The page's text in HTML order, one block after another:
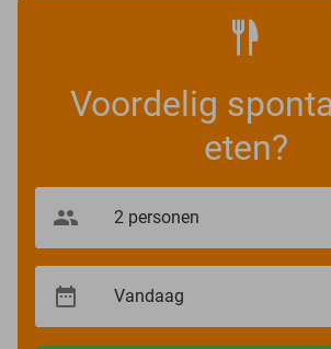
Voordelig
eten?